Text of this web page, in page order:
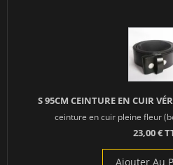
S 95CM CEINTURE EN CUIR
ceinture en cuir pleine fleur
23,00 €
Ajouter Au